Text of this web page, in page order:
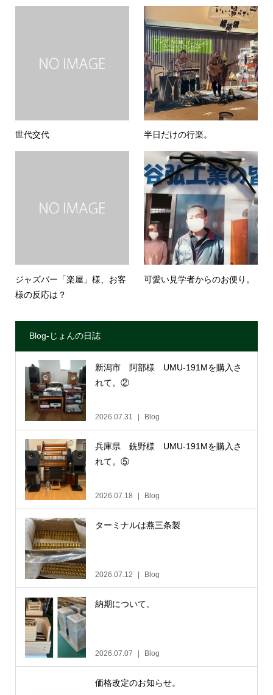
世代交代 半日だけの行楽。
ジャズバー「楽屋」様、お客
様の反応は？
可愛い見学者からのお便り。
Blog-じょんの日誌
新潟市 阿部様 UMU-191Mを購入さ
れて。②
2026.07.31 Blog
兵庫県 銑野様 UMU-191Mを購入さ
れて。⑤
2026.07.18 Blog
ターミナルは燕三条製
2026.07.12 Blog
納期について。
2026.07.07 Blog
価格改定のお知らせ。